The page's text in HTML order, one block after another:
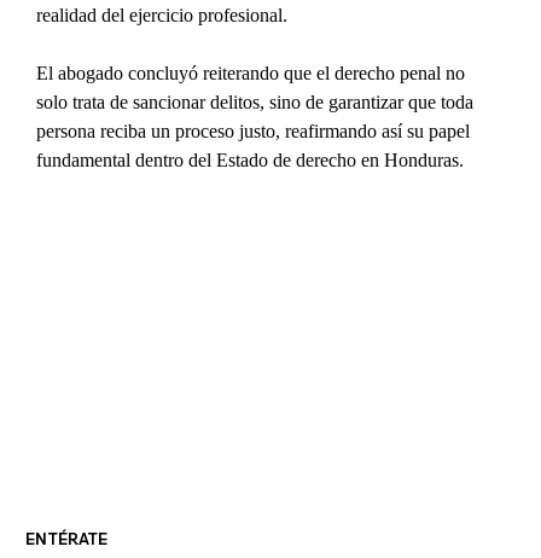
realidad del ejercicio profesional.
El abogado concluyó reiterando que el derecho penal no
solo trata de sancionar delitos, sino de garantizar que toda
persona reciba un proceso justo, reafirmando así su papel
fundamental dentro del Estado de derecho en Honduras.
ENTÉRATE